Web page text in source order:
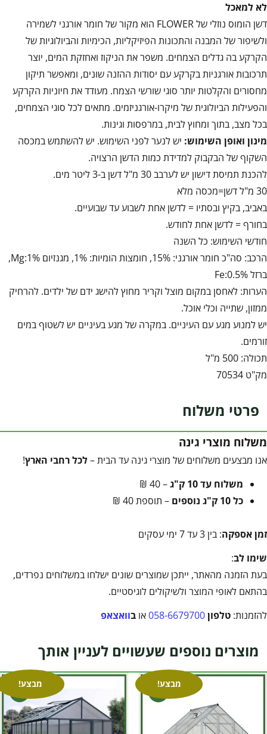
לא למאכל
דשן הומוס נוזלי של FLOWER הוא מקור של חומר אורגני לשמירה
ולשיפור של המבנה והתכונות הפיזיקליות, הכימיות והביולוגיות של
הקרקע בה גדלים הצמחים. משפר את הניקוז ואחזקת המים, יוצר
תרכובות אורגניות בקרקע עם יסודות ההזנה שונים, ומאפשר תיקון
מחסורים והקלטות יותר סוגי שורשי הצמח. מעודד את חיוניות הקרקע
והפעילות הביולוגית של מיקרו-אורגניזמים. מתאים לכל סוגי הצמחים,
בכל מצב, בתוך ומחוץ לבית, במרפסות וגינות.
מינון ואופן השימוש: יש לנער לפני השימוש. יש להשתמש במכסה
השקוף של הבקבוק למדידת כמות הדשן הרצויה.
להכנת תמיסת דישון יש לערבב 30 מ"ל דשן ב-3 ליטר מים.
30 מ"ל דשן=מכסה מלא
באביב, בקיץ ובסתיו = לדשן אחת לשבוע עד שבועיים.
בחורף = לדשן אחת לחודש.
חודשי השימוש: כל השנה
הרכב: סה"כ חומר אורגני: 15%, חומצות הומיות: 1%, מגנזיום Mg:1%,
ברזל Fe:0.5%
הערות: לאחסן במקום מוצל וקריר מחוץ להישג ידם של ילדים. להרחיק
ממזון, שתייה וכלי אוכל.
יש למנוע מגע עם העיניים. במקרה של מגע בעיניים יש לשטוף במים
זורמים.
תכולה: 500 מ"ל
מק"ט 70534
פרטי משלוח
משלוח מוצרי גינה
אנו מבצעים משלוחים של מוצרי גינה עד הבית –לכל רחבי הארץ!
משלוח עד 10 ק"ג
– 40 ₪
כל 10 ק"ג נוספים
– תוספת 40 ₪
זמן אספקה: בין 3 עד 7 ימי עסקים
שימו לב:
בעת הזמנה מהאתר, ייתכן שמוצרים שונים ישלחו במשלוחים נפרדים,
בהתאם לאופי המוצר ולשיקולים לוגיסטיים.
להזמנות: טלפון058-6679700או בוואצאפ
מוצרים נוספים שעשויים לעניין אותך
מבצע! מבצע!